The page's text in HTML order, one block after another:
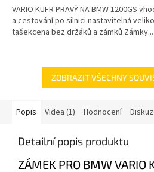
VARIO KUFR PRAVÝ NA BMW 1200GS
a cestování po silnici.nastavitelná
tašekcena bez držáků a zámků Zámky...
ZOBRAZIT VŠECHNY
Popis Videa (1) Hodnocení
Detailní popis produktu
ZÁMEK PRO BMW VARIO